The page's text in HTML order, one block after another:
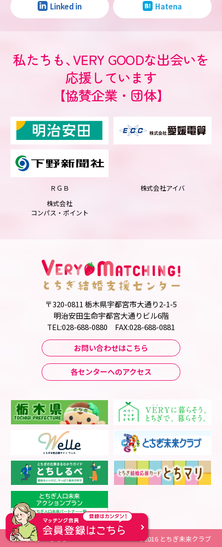
Linked in Hatena
私たちも、VERY GOODな出会いを
応援しています
【協賛企業・団体】
ＲＧＢ
株式会社アイバ
株式会社
コンパス・ポイント
〒320-0811 栃木県宇都宮市大通り2-1-5
明治安田生命宇都宮大通りビル6階
TEL:028-688-0880 FAX:028-688-0881
お問い合わせはこちら
各センターへのアクセス
プライバシーポリシー ©2016 とちぎ未来クラブ